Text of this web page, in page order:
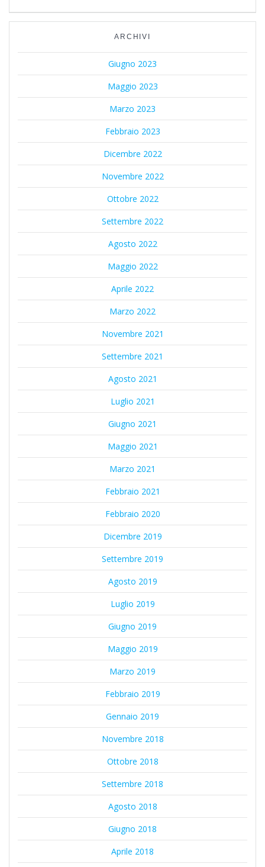
ARCHIVI
Giugno 2023
Maggio 2023
Marzo 2023
Febbraio 2023
Dicembre 2022
Novembre 2022
Ottobre 2022
Settembre 2022
Agosto 2022
Maggio 2022
Aprile 2022
Marzo 2022
Novembre 2021
Settembre 2021
Agosto 2021
Luglio 2021
Giugno 2021
Maggio 2021
Marzo 2021
Febbraio 2021
Febbraio 2020
Dicembre 2019
Settembre 2019
Agosto 2019
Luglio 2019
Giugno 2019
Maggio 2019
Marzo 2019
Febbraio 2019
Gennaio 2019
Novembre 2018
Ottobre 2018
Settembre 2018
Agosto 2018
Giugno 2018
Aprile 2018